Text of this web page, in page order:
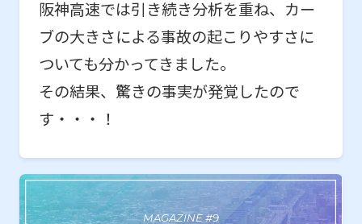
阪神高速では引き続き分析を重ね、カー
ブの大きさによる事故の起こりやすさに
ついても分かってきました。
その結果、驚きの事実が発覚したので
す・・・！
MAGAZINE #9